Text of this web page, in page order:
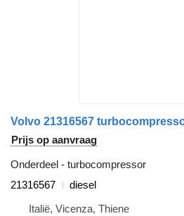
Prijs op aanvraag
Onderdeel - turbocompressor
21316567
diesel
Italië, Vicenza, Thiene